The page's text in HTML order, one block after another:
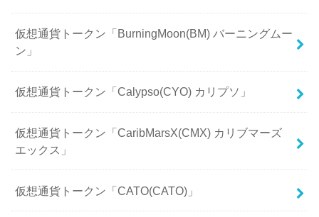
仮想通貨トークン「BurningMoon(BM) バーニングムー
ン」
仮想通貨トークン「Calypso(CYO) カリプソ」
仮想通貨トークン「CaribMarsX(CMX) カリブマーズ
エックス」
仮想通貨トークン「CATO(CATO)」